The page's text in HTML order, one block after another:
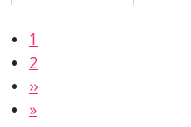
Нумерация страниц
Текущая страница
1
Страница
2
Следующая страница
››
Последняя страница
»